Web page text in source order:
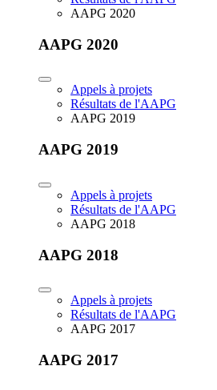
AAPG 2020
AAPG 2020
Appels à projets
Résultats de l'AAPG
AAPG 2019
AAPG 2019
Appels à projets
Résultats de l'AAPG
AAPG 2018
AAPG 2018
Appels à projets
Résultats de l'AAPG
AAPG 2017
AAPG 2017